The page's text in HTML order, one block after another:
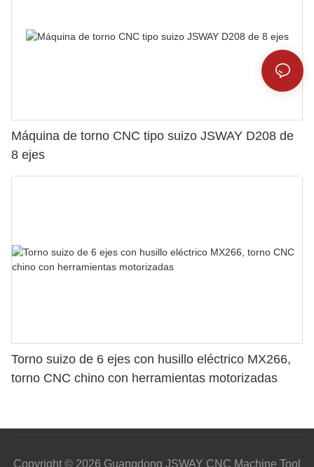
Máquina de torno CNC tipo suizo JSWAY D208 de
8 ejes
Torno suizo de 6 ejes con husillo eléctrico MX266,
torno CNC chino con herramientas motorizadas
Copyright © 2026 Guangdong JSWAY CNC Machine Tool